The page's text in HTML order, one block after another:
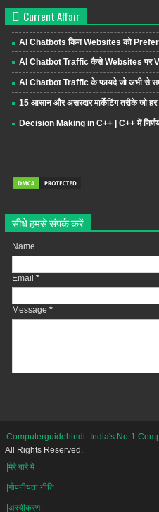
Current Affair
AI Chatbots किन Websites को Prefer
AI Chatbot Traffic कैसे Websites पर
AI Chatbot Traffic के फायदे जो अभी से
15 आसान और असरदार मार्केटिंग तरीके जो
Decision Making in C++ | C++ में
सीधे हमसे संपर्क करें
Name
Email *
Message *
Computerguidehindi -India's No-1
All Rights Reserved.
|मेरे बारे में
|गोपनीयता नीति
|अस्वीकरण